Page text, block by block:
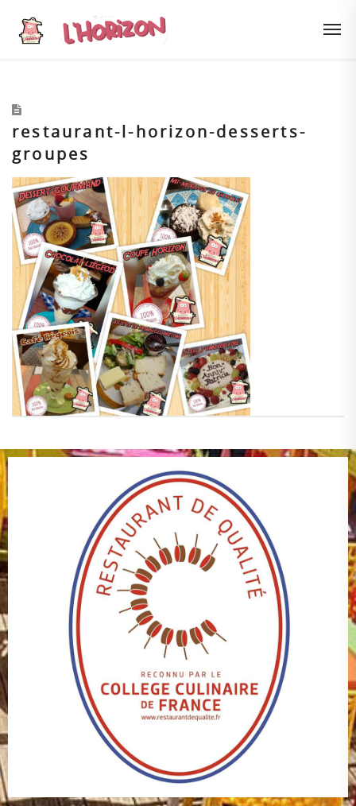
restaurant-l-horizon-desserts-
groupes